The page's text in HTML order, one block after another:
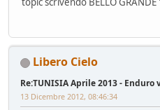
Libero Cielo
Re:TUNISIA Aprile 2013 - Enduro
13 Dicembre 2012, 08:46:34